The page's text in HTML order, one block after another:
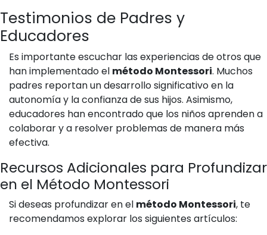
Testimonios de Padres y
Educadores
Es importante escuchar las experiencias de otros que
han implementado el método Montessori. Muchos
padres reportan un desarrollo significativo en la
autonomía y la confianza de sus hijos. Asimismo,
educadores han encontrado que los niños aprenden a
colaborar y a resolver problemas de manera más
efectiva.
Recursos Adicionales para Profundizar
en el Método Montessori
Si deseas profundizar en el método Montessori, te
recomendamos explorar los siguientes artículos: